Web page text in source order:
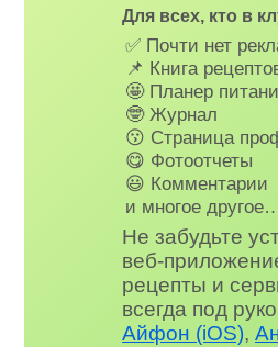
Для всех, кто в
✅ Почти нет
📌 Книга
🤩 Планер
🤓 Журнал
😗 Страница
😋 Фотоотчеты
😃 Комментарии
и многое
Не забудьте
веб-
рецепты и
всегда под
Айфон (iOS),